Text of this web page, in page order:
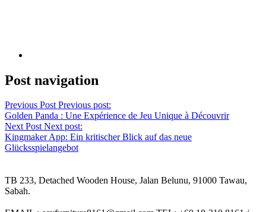
Post navigation
Previous Post Previous post:
Golden Panda : Une Expérience de Jeu Unique à Découvrir
Next Post Next post:
Kingmaker App: Ein kritischer Blick auf das neue
Glücksspielangebot
TB 233, Detached Wooden House, Jalan Belunu, 91000 Tawau,
Sabah.